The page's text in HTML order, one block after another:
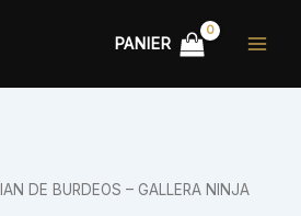
PANIER
DE BURDEOS – GALLERA NINJA